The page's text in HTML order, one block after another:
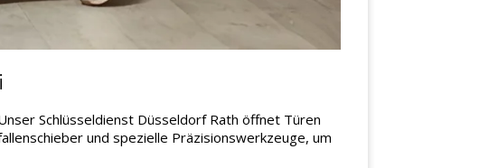
Schlüsseldienst Düsseldorf Rath öffnet Türen
und spezielle Präzisionswerkzeuge, um